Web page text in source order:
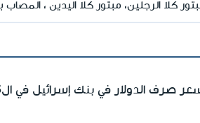
كلا الرجلين، مبتور كلا اليدين ، المصاب
في بنك إسرائيل في ال16 من الشهر الذي سبق السفر.